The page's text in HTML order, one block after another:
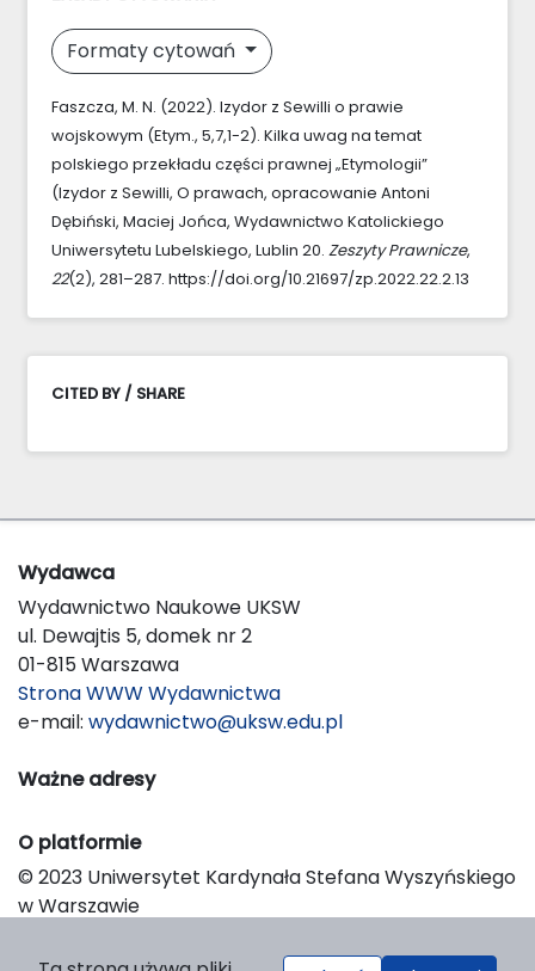
Formaty cytowań
Faszcza, M. N. (2022). Izydor z Sewilli o prawie
wojskowym (Etym., 5,7,1-2). Kilka uwag na temat
polskiego przekładu części prawnej „Etymologii”
(Izydor z Sewilli, O prawach, opracowanie Antoni
Dębiński, Maciej Jońca, Wydawnictwo Katolickiego
Uniwersytetu Lubelskiego, Lublin 20. Zeszyty Prawnicze,
22(2), 281–287. https://doi.org/10.21697/zp.2022.22.2.13
CITED BY / SHARE
Wydawca
Wydawnictwo Naukowe UKSW
ul. Dewajtis 5, domek nr 2
01-815 Warszawa
Strona WWW Wydawnictwa
e-mail: wydawnictwo@uksw.edu.pl
Ważne adresy
O platformie
© 2023 Uniwersytet Kardynała Stefana Wyszyńskiego
w Warszawie
Platform & Workflow by OJS/PKP